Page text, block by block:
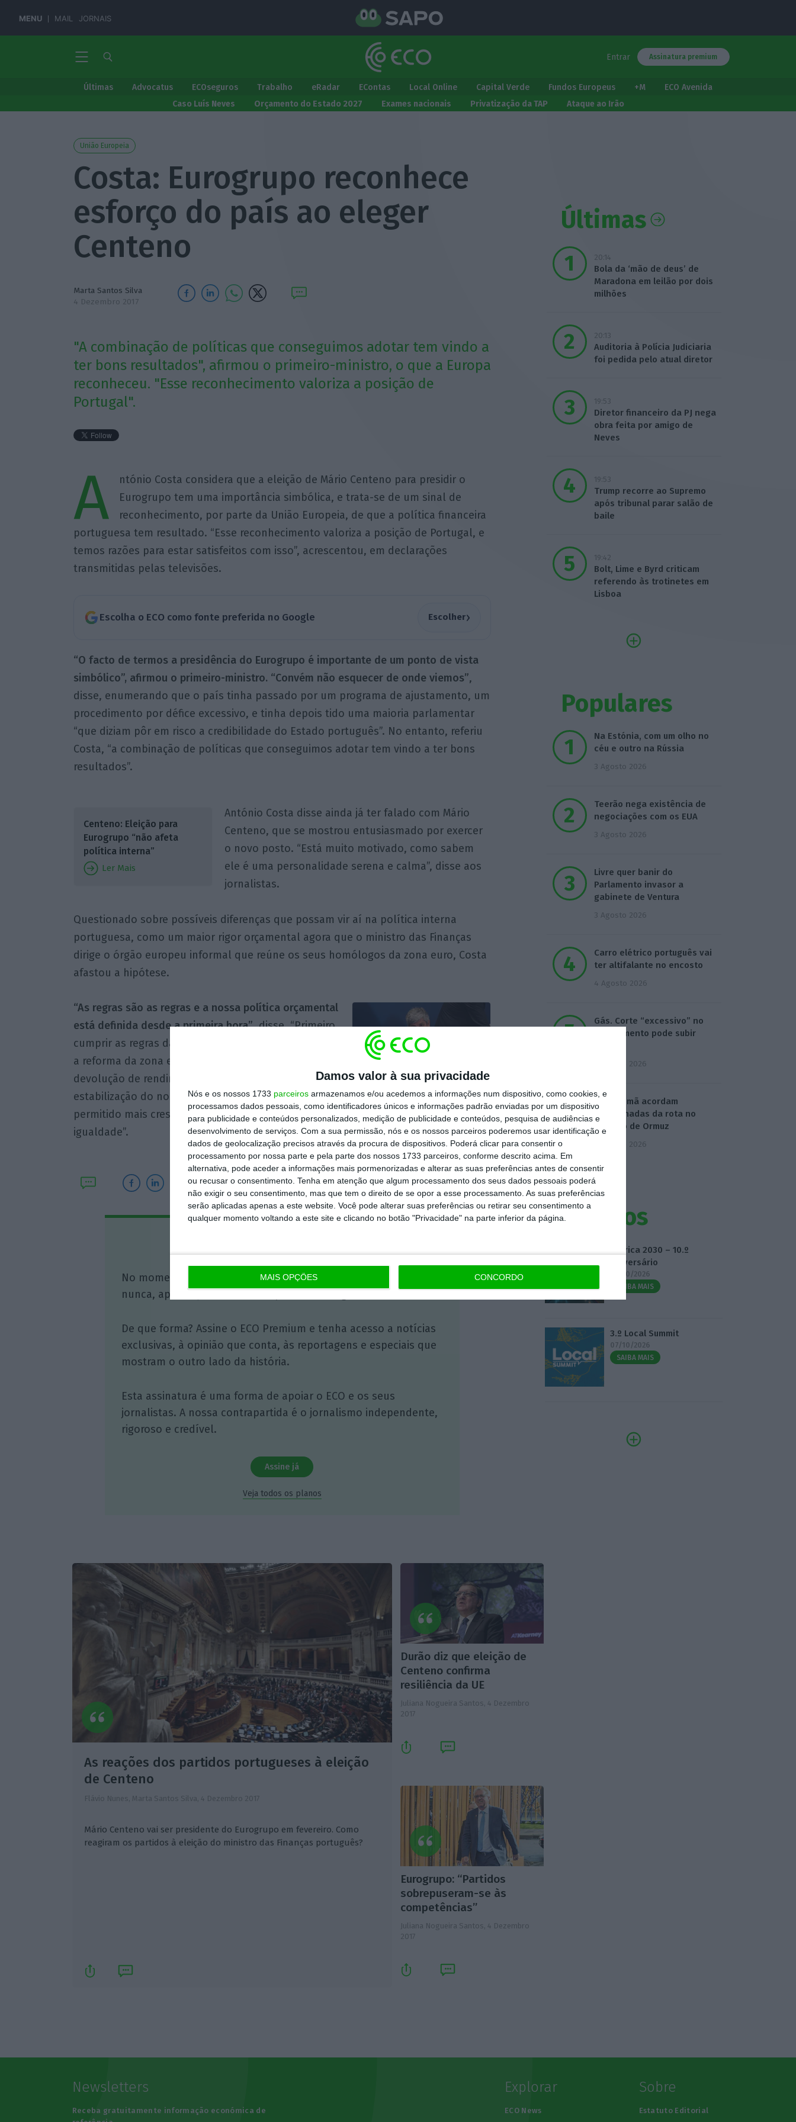
Damos valor à sua privacidade
Nós e os nossos 1733 parceiros armazenamos e/ou acedemos a informações num dispositivo, como cookies, e
processamos dados pessoais, como identificadores únicos e informações padrão enviadas por um dispositivo
para publicidade e conteúdos personalizados, medição de publicidade e conteúdos, pesquisa de audiências e
desenvolvimento de serviços. Com a sua permissão, nós e os nossos parceiros poderemos usar identificação e
dados de geolocalização precisos através da procura de dispositivos. Poderá clicar para consentir o
processamento por nossa parte e pela parte dos nossos 1733 parceiros, conforme descrito acima. Em
alternativa, pode aceder a informações mais pormenorizadas e alterar as suas preferências antes de consentir
ou recusar o consentimento. Tenha em atenção que algum processamento dos seus dados pessoais poderá
não exigir o seu consentimento, mas que tem o direito de se opor a esse processamento. As suas preferências
serão aplicadas apenas a este website. Você pode alterar suas preferências ou retirar seu consentimento a
qualquer momento voltando a este site e clicando no botão "Privacidade" na parte inferior da página.
MAIS OPÇÕES CONCORDO
MENU MAIL JORNAIS
Entrar Assinatura premium
Últimas Advocatus ECOseguros Trabalho eRadar EContas Local Online Capital Verde Fundos Europeus +M
ECO Avenida
Caso Luís Neves
Orçamento do Estado 2027 Exames nacionais Privatização da TAP Ataque ao Irão
União Europeia
Costa: Eurogrupo reconhece
esforço do país ao eleger
Centeno
Marta Santos Silva
4 Dezembro 2017
"A combinação de políticas que conseguimos adotar tem vindo a
ter bons resultados", afirmou o primeiro-ministro, o que a Europa
reconheceu. "Esse reconhecimento valoriza a posição de
Portugal".
A
ntónio Costa considera que a eleição de Mário Centeno para presidir o
Eurogrupo tem uma importância simbólica, e trata-se de um sinal de
reconhecimento, por parte da União Europeia, de que a política financeira
portuguesa tem resultado. “Esse reconhecimento valoriza a posição de Portugal, e
temos razões para estar satisfeitos com isso”, acrescentou, em declarações
transmitidas pelas televisões.
Escolha o ECO como fonte preferida no Google Escolher›
“O facto de termos a presidência do Eurogrupo é importante de um ponto de vista
simbólico”, afirmou o primeiro-ministro. “Convém não esquecer de onde viemos”,
disse, enumerando que o país tinha passado por um programa de ajustamento, um
procedimento por défice excessivo, e tinha depois tido uma maioria parlamentar
“que diziam pôr em risco a credibilidade do Estado português”. No entanto, referiu
Costa, “a combinação de políticas que conseguimos adotar tem vindo a ter bons
resultados”.
Centeno: Eleição para
Eurogrupo “não afeta
política interna”
Ler Mais
António Costa disse ainda já ter falado com Mário
Centeno, que se mostrou entusiasmado por exercer
o novo posto. “Está muito motivado, como sabem
ele é uma personalidade serena e calma”, disse aos
jornalistas.
Questionado sobre possíveis diferenças que possam vir aí na política interna
portuguesa, como um maior rigor orçamental agora que o ministro das Finanças
dirige o órgão europeu informal que reúne os seus homólogos da zona euro, Costa
afastou a hipótese.
Mário Centeno
Conheça o ministro das
Finanças
Ver Perfil
“As regras são as regras e a nossa política orçamental
está definida desde a primeira hora”, disse. “Primeiro,
cumprir as regras da União Europeia, contribuir para
a reforma da zona euro, mas dando prioridade à
devolução de rendimentos das famílias e à
estabilização do nosso sistema financeiro, o que tem
permitido mais crescimento, melhor emprego, maior
igualdade”.
https://eco.sapo.pt/2017/12/04/costa-eurogrupo-reconhece-esforco-do-pais-ao-eleger-centeno/ Copiar
No momento em que a informação é mais importante do que
nunca, apoie o jornalismo independente e rigoroso.
De que forma? Assine o ECO Premium e tenha acesso a notícias
exclusivas, à opinião que conta, às reportagens e especiais que
mostram o outro lado da história.
Esta assinatura é uma forma de apoiar o ECO e os seus
jornalistas. A nossa contrapartida é o jornalismo independente,
rigoroso e credível.
Assine já
Veja todos os planos
Últimas
20:14
Bola da ‘mão de deus’ de
Maradona em leilão por dois
milhões
20:13
Auditoria à Polícia Judiciaria
foi pedida pelo atual diretor
19:53
Diretor financeiro da PJ nega
obra feita por amigo de
Neves
19:53
Trump recorre ao Supremo
após tribunal parar salão de
baile
19:42
Bolt, Lime e Byrd criticam
referendo às trotinetes em
Lisboa
Populares
Na Estónia, com um olho no
céu e outro na Rússia
3 Agosto 2026
Teerão nega existência de
negociações com os EUA
3 Agosto 2026
Livre quer banir do
Parlamento invasor a
gabinete de Ventura
3 Agosto 2026
Carro elétrico português vai
ter altifalante no encosto
4 Agosto 2026
Gás. Corte “excessivo” no
investimento pode subir
5 Agosto 2026
Irão e Omã acordam
coordenadas da rota no
Estreito de Ormuz
5 Agosto 2026
Eventos
Fábrica 2030 – 10.º
Aniversário
14/10/2026
SAIBA MAIS
3.º Local Summit
07/10/2026
SAIBA MAIS
As reações dos partidos portugueses à eleição
de Centeno
Flávio Nunes, Marta Santos Silva, 4 Dezembro 2017
Mário Centeno vai ser presidente do Eurogrupo em fevereiro. Como
reagiram os partidos à eleição do ministro das Finanças português?
Durão diz que eleição de
Centeno confirma
resiliência da UE
Juliana Nogueira Santos, 4 Dezembro
2017
Eurogrupo: “Partidos
sobrepuseram-se às
competências”
Juliana Nogueira Santos, 4 Dezembro
2017
Newsletters
Receba gratuitamente informação económica de
Explorar
ECO News
Sobre
Estatuto Editorial